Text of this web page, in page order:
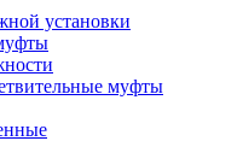
установки
муфты